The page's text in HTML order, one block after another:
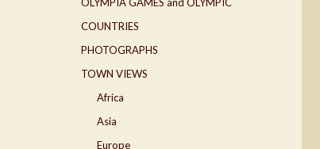
COUNTRIES
PHOTOGRAPHS
TOWN VIEWS
Africa
Asia
Europe